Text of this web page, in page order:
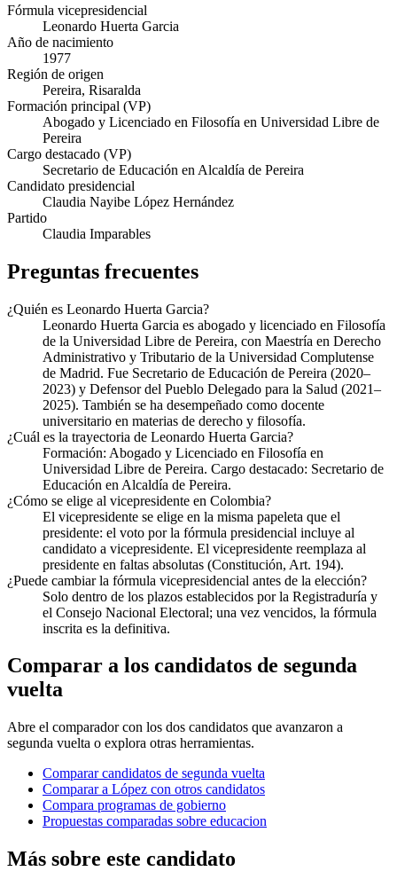
Fórmula vicepresidencial
Leonardo Huerta Garcia
Año de nacimiento
1977
Región de origen
Pereira, Risaralda
Formación principal (VP)
Abogado y Licenciado en Filosofía en Universidad Libre de
Pereira
Cargo destacado (VP)
Secretario de Educación en Alcaldía de Pereira
Candidato presidencial
Claudia Nayibe López Hernández
Partido
Claudia Imparables
Preguntas frecuentes
¿Quién es Leonardo Huerta Garcia?
Leonardo Huerta Garcia es abogado y licenciado en Filosofía
de la Universidad Libre de Pereira, con Maestría en Derecho
Administrativo y Tributario de la Universidad Complutense
de Madrid. Fue Secretario de Educación de Pereira (2020–
2023) y Defensor del Pueblo Delegado para la Salud (2021–
2025). También se ha desempeñado como docente
universitario en materias de derecho y filosofía.
¿Cuál es la trayectoria de Leonardo Huerta Garcia?
Formación: Abogado y Licenciado en Filosofía en
Universidad Libre de Pereira. Cargo destacado: Secretario de
Educación en Alcaldía de Pereira.
¿Cómo se elige al vicepresidente en Colombia?
El vicepresidente se elige en la misma papeleta que el
presidente: el voto por la fórmula presidencial incluye al
candidato a vicepresidente. El vicepresidente reemplaza al
presidente en faltas absolutas (Constitución, Art. 194).
¿Puede cambiar la fórmula vicepresidencial antes de la elección?
Solo dentro de los plazos establecidos por la Registraduría y
el Consejo Nacional Electoral; una vez vencidos, la fórmula
inscrita es la definitiva.
Comparar a los candidatos de segunda
vuelta
Abre el comparador con los dos candidatos que avanzaron a
segunda vuelta o explora otras herramientas.
Comparar candidatos de segunda vuelta
Comparar a López con otros candidatos
Compara programas de gobierno
Propuestas comparadas sobre educacion
Más sobre este candidato